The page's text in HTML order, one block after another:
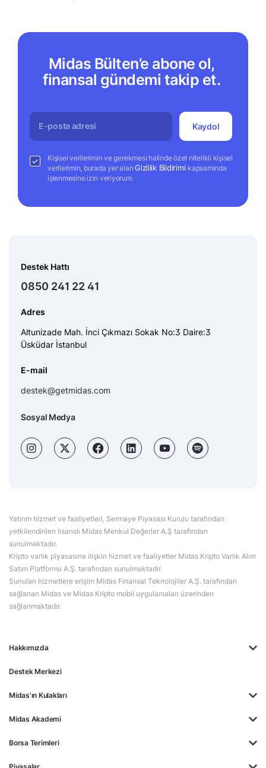
Midas Bülten’e abone ol,
finansal gündemi takip et.
Kaydol
Kişisel verilerimin ve gerekmesi halinde özel nitelikli kişisel
verilerimin, burada yer alanGizlilik Bildirimi kapsamında
işlenmesine izin veriyorum.
Hakkımızda
Destek Merkezi
Midas'ın Kulakları
Midas Akademi
Borsa Terimleri
Destek Hattı
0850 241 22 41
Adres
Altunizade Mah. İnci Çıkmazı Sokak No:3 Daire:3
Üsküdar İstanbul
E-mail
destek@getmidas.com
Sosyal Medya
Yatırım hizmet ve faaliyetleri, Sermaye Piyasası Kurulu tarafından
yetkilendirilen lisanslı Midas Menkul Değerler A.Ş tarafından
sunulmaktadır.
Kripto varlık piyasasına ilişkin hizmet ve faaliyetler Midas Kripto Varlık Alım
Satım Platformu A.Ş. tarafından sunulmaktadır.
Sunulan hizmetlere erişim Midas Finansal Teknolojiler A.Ş. tarafından
sağlanan Midas ve Midas Kripto mobil uygulamaları üzerinden
sağlanmaktadır.